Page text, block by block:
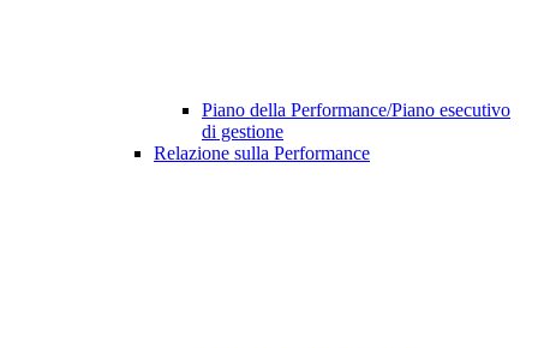
Piano della Performance/Piano esecutivo
di gestione
Relazione sulla Performance